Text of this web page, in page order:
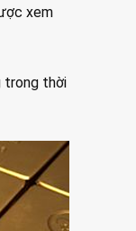
xem
trong thời